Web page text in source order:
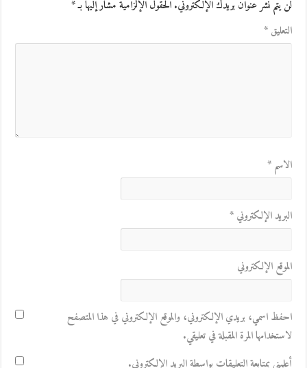
لن يتم نشر عنوان بريدك الإلكتروني.الحقول الإلزامية مشار إليها بـ*
التعليق*
الاسم*
البريد الإلكتروني*
الموقع الإلكتروني
احفظ اسمي، بريدي الإلكتروني، والموقع الإلكتروني في هذا المتصفح
لاستخدامها المرة المقبلة في تعليقي.
أعلمني بمتابعة التعليقات بواسطة البريد الإلكتروني.